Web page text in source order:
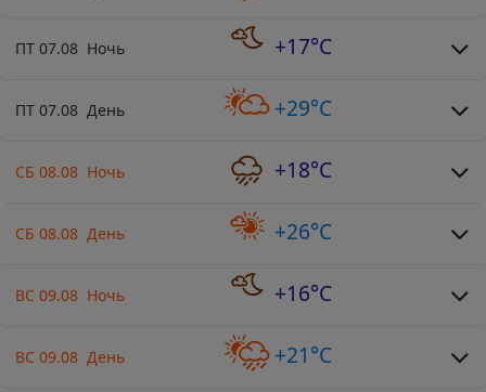
ПТ 07.08 Ночь +17°C
ПТ 07.08 День +29°C
СБ 08.08 Ночь +18°C
СБ 08.08 День +26°C
ВС 09.08 Ночь +16°C
ВС 09.08 День +21°C